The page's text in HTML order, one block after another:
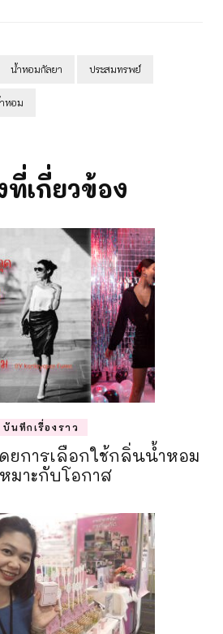
น้ำหอมกัลยา ประสมทรพย์
หอม
ที่เกี่ยวข้อง
บันทึกเรื่องราว
ยการเลือกใช้กลิ่นน้ำหอม
มาะกับโอกาส